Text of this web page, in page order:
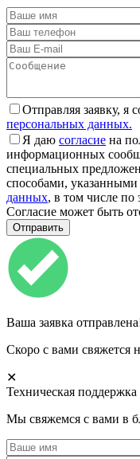
Отправляя заявку, я
персональных данных.
Я даю согласие на
информационных
специальных
способами, указанными
данных, в том числе по
Согласие может быть
Ваша заявка
Скоро с вами свяжется
✕
Техническая поддержка
Мы свяжемся с вами в